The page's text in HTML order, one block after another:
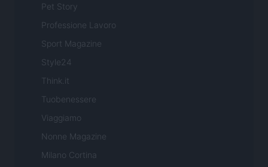
Pet Story
Professione Lavoro
Sport Magazine
Style24
Think.it
Tuobenessere
Viaggiamo
Nonne Magazine
Milano Cortina